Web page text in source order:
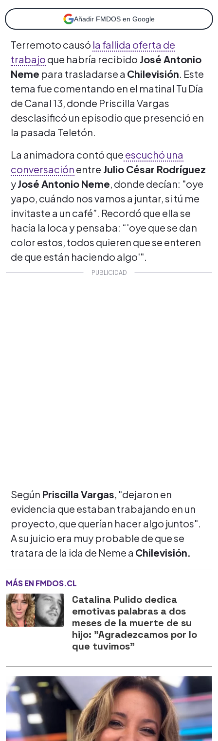
Añadir FMDOS en Google
Terremoto causó la fallida oferta de
trabajo que habría recibido José Antonio
Neme para trasladarse a Chilevisión. Este
tema fue comentando en el matinal Tu Día
de Canal 13, donde Priscilla Vargas
desclasificó un episodio que presenció en
la pasada Teletón.
La animadora contó que escuchó una
conversación entre Julio César Rodríguez
yJosé Antonio Neme, donde decían: "oye
yapo, cuándo nos vamos a juntar, si tú me
invitaste a un café”. Recordó que ella se
hacía la loca y pensaba: “'oye que se dan
color estos, todos quieren que se enteren
de que están haciendo algo'".
Según Priscilla Vargas, "dejaron en
evidencia que estaban trabajando en un
proyecto, que querían hacer algo juntos".
A su juicio era muy probable de que se
tratara de la ida de Neme a Chilevisión.
MÁS EN FMDOS.CL
Catalina Pulido dedica
emotivas palabras a dos
meses de la muerte de su
hijo: "Agradezcamos por lo
que tuvimos"